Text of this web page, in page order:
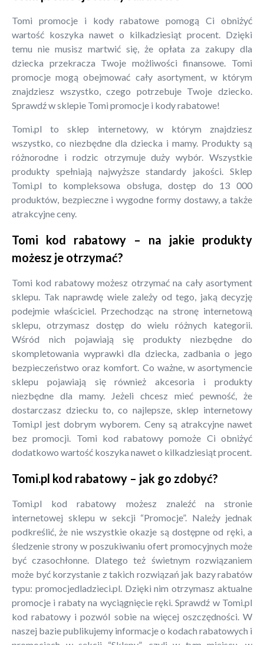
Tomi promocje i kody rabatowe pomogą Ci obniżyć
wartość koszyka nawet o kilkadziesiąt procent. Dzięki
temu nie musisz martwić się, że opłata za zakupy dla
dziecka przekracza Twoje możliwości finansowe. Tomi
promocje mogą obejmować cały asortyment, w którym
znajdziesz wszystko, czego potrzebuje Twoje dziecko.
Sprawdź w sklepie Tomi promocje i kody rabatowe!
Tomi.pl to sklep internetowy, w którym znajdziesz
wszystko, co niezbędne dla dziecka i mamy. Produkty są
różnorodne i rodzic otrzymuje duży wybór. Wszystkie
produkty spełniają najwyższe standardy jakości. Sklep
Tomi.pl to kompleksowa obsługa, dostęp do 13 000
produktów, bezpieczne i wygodne formy dostawy, a także
atrakcyjne ceny.
Tomi kod rabatowy – na jakie produkty
możesz je otrzymać?
Tomi kod rabatowy możesz otrzymać na cały asortyment
sklepu. Tak naprawdę wiele zależy od tego, jaką decyzję
podejmie właściciel. Przechodząc na stronę internetową
sklepu, otrzymasz dostęp do wielu różnych kategorii.
Wśród nich pojawiają się produkty niezbędne do
skompletowania wyprawki dla dziecka, zadbania o jego
bezpieczeństwo oraz komfort. Co ważne, w asortymencie
sklepu pojawiają się również akcesoria i produkty
niezbędne dla mamy. Jeżeli chcesz mieć pewność, że
dostarczasz dziecku to, co najlepsze, sklep internetowy
Tomi.pl jest dobrym wyborem. Ceny są atrakcyjne nawet
bez promocji. Tomi kod rabatowy pomoże Ci obniżyć
dodatkowo wartość koszyka nawet o kilkadziesiąt procent.
Tomi.pl kod rabatowy – jak go zdobyć?
Tomi.pl kod rabatowy możesz znaleźć na stronie
internetowej sklepu w sekcji “Promocje”. Należy jednak
podkreślić, że nie wszystkie okazje są dostępne od ręki, a
śledzenie strony w poszukiwaniu ofert promocyjnych może
być czasochłonne. Dlatego też świetnym rozwiązaniem
może być korzystanie z takich rozwiązań jak bazy rabatów
typu: promocjedladzieci.pl. Dzięki nim otrzymasz aktualne
promocje i rabaty na wyciągnięcie ręki. Sprawdź w Tomi.pl
kod rabatowy i pozwól sobie na więcej oszczędności. W
naszej bazie publikujemy informacje o kodach rabatowych i